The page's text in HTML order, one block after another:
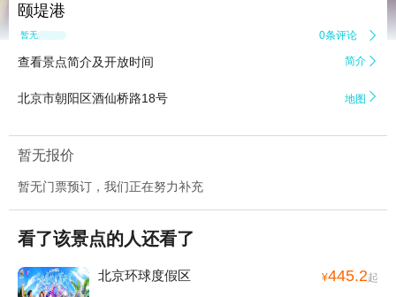
颐堤港
暂无点评 0条评论 
查看景点简介及开放时间 简介 
北京市朝阳区酒仙桥路18号 地图 
暂无报价
暂无门票预订，我们正在努力补充
看了该景点的人还看了
北京环球度假区 ¥445.2起